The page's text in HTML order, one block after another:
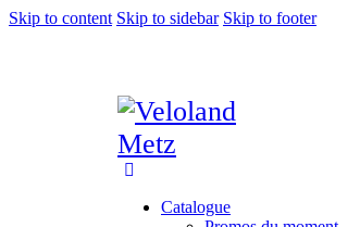
Skip to content Skip to sidebar Skip to footer
Catalogue